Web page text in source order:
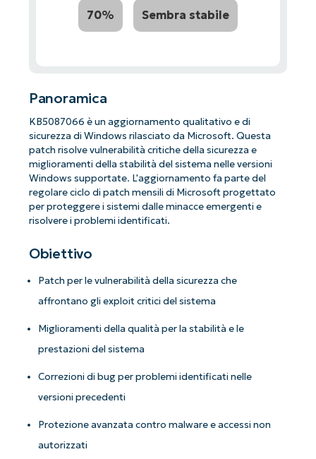
70% Sembra stabile
Panoramica
KB5087066 è un aggiornamento qualitativo e di
sicurezza di Windows rilasciato da Microsoft. Questa
patch risolve vulnerabilità critiche della sicurezza e
miglioramenti della stabilità del sistema nelle versioni
Windows supportate. L'aggiornamento fa parte del
regolare ciclo di patch mensili di Microsoft progettato
per proteggere i sistemi dalle minacce emergenti e
risolvere i problemi identificati.
Obiettivo
Patch per le vulnerabilità della sicurezza che
affrontano gli exploit critici del sistema
Miglioramenti della qualità per la stabilità e le
prestazioni del sistema
Correzioni di bug per problemi identificati nelle
versioni precedenti
Protezione avanzata contro malware e accessi non
autorizzati